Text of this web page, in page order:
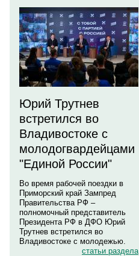
Юрий Трутнев
встретился во
Владивостоке с
молодогвардейцами
"Единой России"
Во время рабочей поездки в
Приморский край Зампред
Правительства РФ –
полномочный представитель
Президента РФ в ДФО Юрий
Трутнев встретился во
Владивостоке с молодежью.
статьи раздела